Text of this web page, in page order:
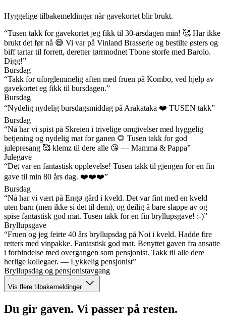
Hyggelige tilbakemeldinger når gavekortet blir brukt.
“Tusen takk for gavekortet jeg fikk til 30-årsdagen min! 🥰 Har ikke
brukt det før nå 😅 Vi var på Vinland Brasserie og bestilte østers og
biff tartar til forrett, deretter tørrmodnet Tbone storfe med Barolo.
Digg!”
Bursdag
“Takk for uforglemmelig aften med fruen på Kombo, ved hjelp av
gavekortet eg fikk til bursdagen.”
Bursdag
“Nydelig nydelig bursdagsmiddag på Arakataka ❤️ TUSEN takk”
Bursdag
“Nå har vi spist på Skreien i trivelige omgivelser med hyggelig
betjening og nydelig mat for ganen 🌻 Tusen takk for god
julepresang 🥰 klemz til dere alle 😘 — Mamma & Pappa”
Julegave
“Det var en fantastisk opplevelse! Tusen takk til gjengen for en fin
gave til min 80 års dag. ❤️❤️❤️”
Bursdag
“Nå har vi vært på Engø gård i kveld. Det var fint med en kveld
uten barn (men ikke si det til dem), og deilig å bare slappe av og
spise fantastisk god mat. Tusen takk for en fin bryllupsgave! :-)”
Bryllupsgave
“Fruen og jeg feirte 40 års bryllupsdag på Noi i kveld. Hadde fire
retters med vinpakke. Fantastisk god mat. Benyttet gaven fra ansatte
i forbindelse med overgangen som pensjonist. Takk til alle dere
herlige kollegaer. — Lykkelig pensjonist”
Bryllupsdag og pensjonistavgang
Vis flere tilbakemeldinger
Du gir gaven. Vi passer på resten.